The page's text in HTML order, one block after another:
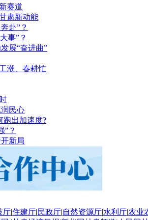
赛道
肃新动能
赴”？
事”？
展“奋进曲”
潮、春耕忙
民心
跑出加速度?
”？
新局
厅|住建厅|民政厅|自然资源厅|水利厅|农业